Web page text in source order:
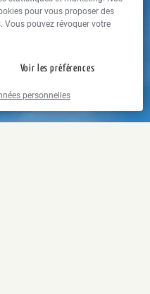
pour vous proposer des
Vous pouvez révoquer votre
Voir les préférences
personnelles